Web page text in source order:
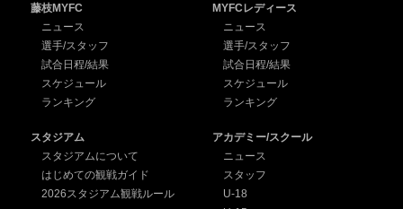
藤枝MYFC
ニュース
選手/スタッフ
試合日程/結果
スケジュール
ランキング
MYFCレディース
ニュース
選手/スタッフ
試合日程/結果
スケジュール
ランキング
スタジアム
スタジアムについて
はじめての観戦ガイド
2026スタジアム観戦ルール
アカデミー/スクール
ニュース
スタッフ
U-18